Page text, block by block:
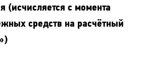
(исчисляется с момента
средств на расчётный